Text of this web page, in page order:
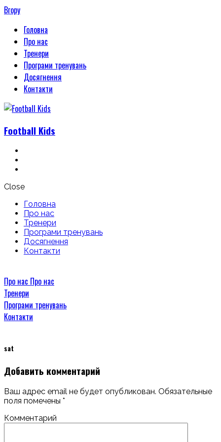
Вгору
Головна
Про нас
Тренери
Програми тренувань
Досягнення
Контакти
Football Kids
Close
Головна
Про нас
Тренери
Програми тренувань
Досягнення
Контакти
Про нас Про нас
Тренери
Програми тренувань
Контакти
sat
Добавить комментарий
Ваш адрес email не будет опубликован. Обязательные
поля помечены *
Комментарий